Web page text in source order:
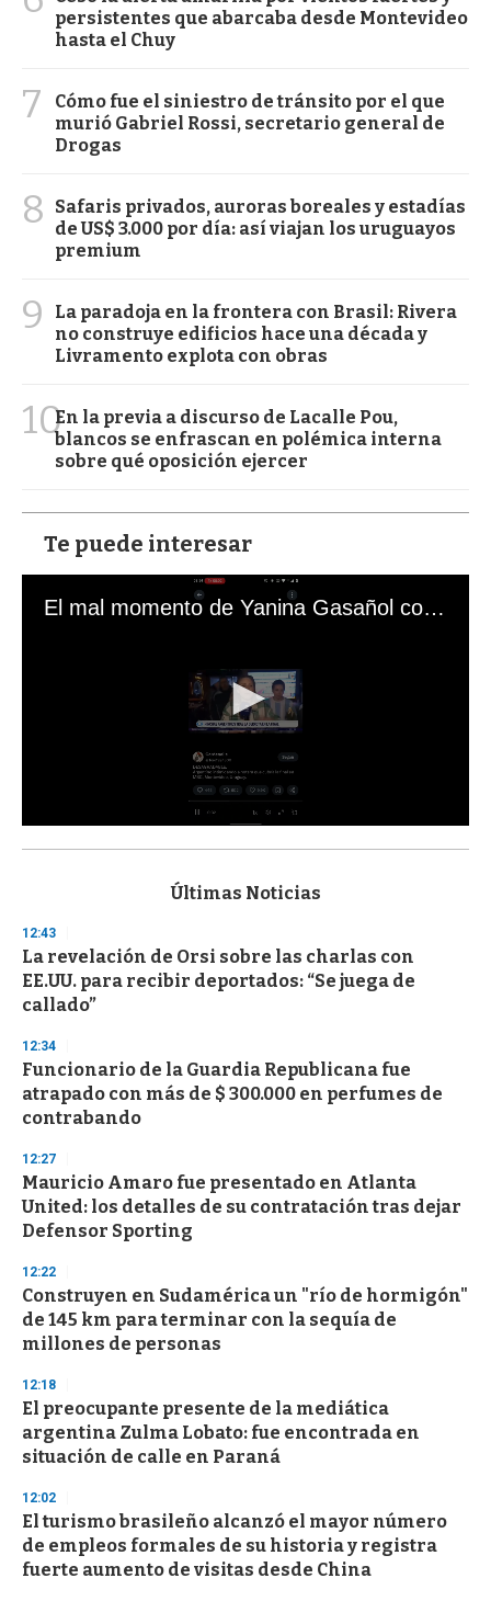
persistentes que abarcaba desde Montevideo
hasta el Chuy
7
Cómo fue el siniestro de tránsito por el que
murió Gabriel Rossi, secretario general de
Drogas
8
Safaris privados, auroras boreales y estadías
de US$ 3.000 por día: así viajan los uruguayos
premium
9
La paradoja en la frontera con Brasil: Rivera
no construye edificios hace una década y
Livramento explota con obras
10En la previa a discurso de Lacalle Pou,
blancos se enfrascan en polémica interna
sobre qué oposición ejercer
Te puede interesar
El mal momento de Yanina Gasañol con un hincha argentino en "Subrayado"
s
d
s
o
f
3
s
e
c
o
n
Últimas Noticias
12:43
La revelación de Orsi sobre las charlas con
EE.UU. para recibir deportados: “Se juega de
callado”
12:34
Funcionario de la Guardia Republicana fue
atrapado con más de $ 300.000 en perfumes de
contrabando
12:27
Mauricio Amaro fue presentado en Atlanta
United: los detalles de su contratación tras dejar
Defensor Sporting
12:22
Construyen en Sudamérica un "río de hormigón"
de 145 km para terminar con la sequía de
millones de personas
12:18
El preocupante presente de la mediática
argentina Zulma Lobato: fue encontrada en
situación de calle en Paraná
12:02
El turismo brasileño alcanzó el mayor número
de empleos formales de su historia y registra
fuerte aumento de visitas desde China